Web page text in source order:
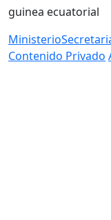
guinea ecuatorial
Ministerio
Contenido Privado